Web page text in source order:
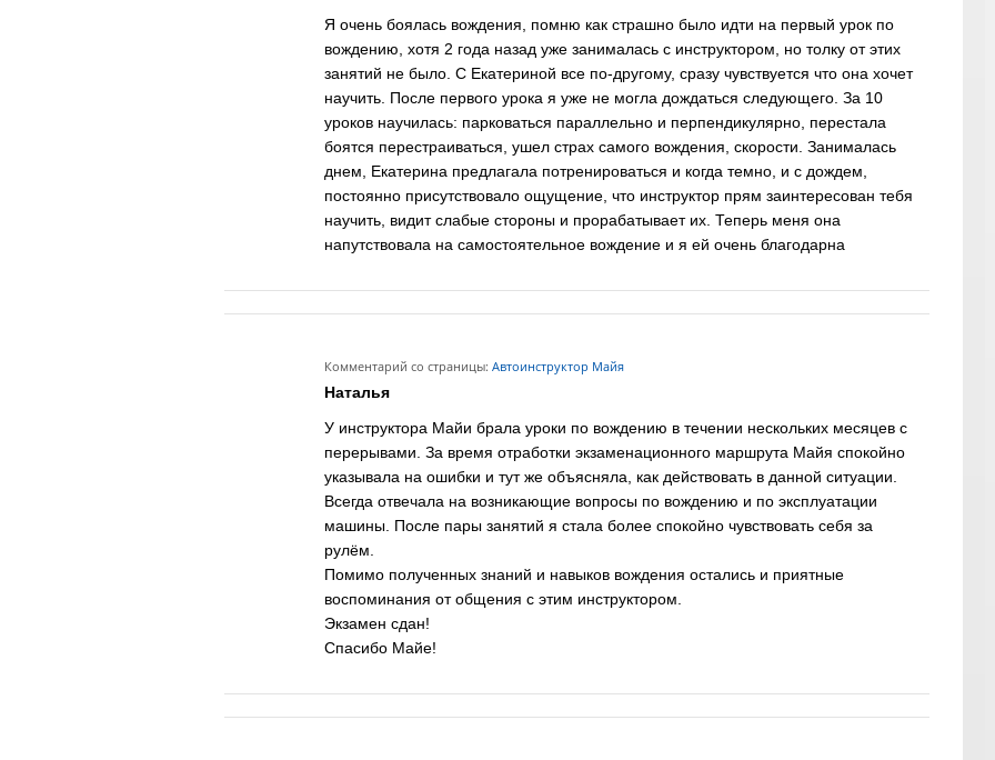
Я очень боялась вождения, помню как страшно было идти на первый урок по
вождению, хотя 2 года назад уже занималась с инструктором, но толку от этих
занятий не было. С Екатериной все по-другому, сразу чувствуется что она хочет
научить. После первого урока я уже не могла дождаться следующего. За 10
уроков научилась: парковаться параллельно и перпендикулярно, перестала
боятся перестраиваться, ушел страх самого вождения, скорости. Занималась
днем, Екатерина предлагала потренироваться и когда темно, и с дождем,
постоянно присутствовало ощущение, что инструктор прям заинтересован тебя
научить, видит слабые стороны и прорабатывает их. Теперь меня она
напутствовала на самостоятельное вождение и я ей очень благодарна
Комментарий со страницы: Автоинструктор Майя
Наталья
У инструктора Майи брала уроки по вождению в течении нескольких месяцев с
перерывами. За время отработки экзаменационного маршрута Майя спокойно
указывала на ошибки и тут же объясняла, как действовать в данной ситуации.
Всегда отвечала на возникающие вопросы по вождению и по эксплуатации
машины. После пары занятий я стала более спокойно чувствовать себя за
рулём.
Помимо полученных знаний и навыков вождения остались и приятные
воспоминания от общения с этим инструктором.
Экзамен сдан!
Спасибо Майе!